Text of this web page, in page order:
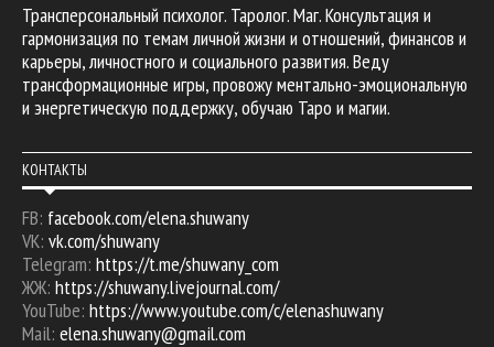
Трансперсональный психолог. Таролог. Маг. Консультация и
гармонизация по темам личной жизни и отношений, финансов и
карьеры, личностного и социального развития. Веду
трансформационные игры, провожу ментально-эмоциональную
и энергетическую поддержку, обучаю Таро и магии.
КОНТАКТЫ
FB: facebook.com/elena.shuwany
VK: vk.com/shuwany
Telegram: https://t.me/shuwany_com
ЖЖ: https://shuwany.livejournal.com/
YouTube: https://www.youtube.com/c/elenashuwany
Mail: elena.shuwany@gmail.com